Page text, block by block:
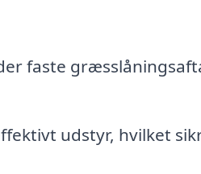
faste
udstyr, hvilket